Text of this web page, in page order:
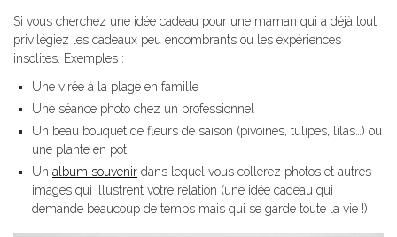
Si vous cherchez une idée cadeau pour une maman qui a déjà tout,
privilégiez les cadeaux peu encombrants ou les expériences
insolites. Exemples :
Une virée à la plage en famille
Une séance photo chez un professionnel
Un beau bouquet de fleurs de saison (pivoines, tulipes, lilas…) ou
une plante en pot
Un album souvenir dans lequel vous collerez photos et autres
images qui illustrent votre relation (une idée cadeau qui
demande beaucoup de temps mais qui se garde toute la vie !)